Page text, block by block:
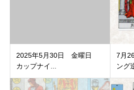
2025年5月30日 金曜日
カップナイ...
7月
ング